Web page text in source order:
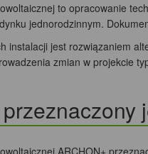
to opracowanie
jednorodzinnym.
instalacji jest rozwiązaniem
zmian w projekcie